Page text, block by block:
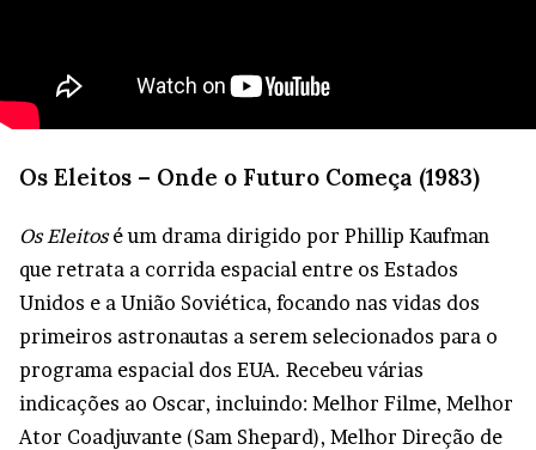
Os Eleitos – Onde o Futuro Começa (1983)
Os Eleitosé um drama dirigido por Phillip Kaufman
que retrata a corrida espacial entre os Estados
Unidos e a União Soviética, focando nas vidas dos
primeiros astronautas a serem selecionados para o
programa espacial dos EUA. Recebeu várias
indicações ao Oscar, incluindo: Melhor Filme, Melhor
Ator Coadjuvante (Sam Shepard), Melhor Direção de